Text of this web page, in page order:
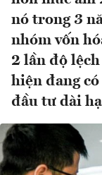
nó trong 3
nhóm vốn
2 lần độ
hiện đang
đầu tư dài